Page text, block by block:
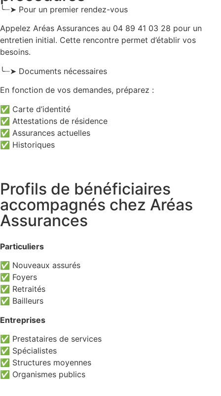
╰┈➤ Pour un premier rendez-vous
Appelez Aréas Assurances au 04 89 41 03 28 pour un
entretien initial. Cette rencontre permet d’établir vos
besoins.
╰┈➤ Documents nécessaires
En fonction de vos demandes, préparez :
✅ Carte d’identité
✅ Attestations de résidence
✅ Assurances actuelles
✅ Historiques
Profils de bénéficiaires
accompagnés chez Aréas
Assurances
Particuliers
✅ Nouveaux assurés
✅ Foyers
✅ Retraités
✅ Bailleurs
Entreprises
✅ Prestataires de services
✅ Spécialistes
✅ Structures moyennes
✅ Organismes publics